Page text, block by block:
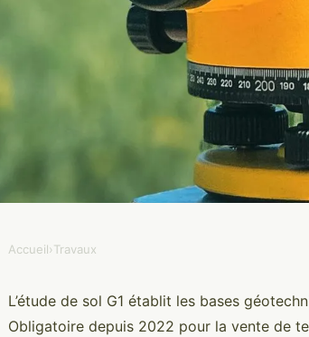
: le guide
Accueil›Travaux
L’étude de sol G1 établit les bases
Obligatoire depuis 2022 pour la vente de